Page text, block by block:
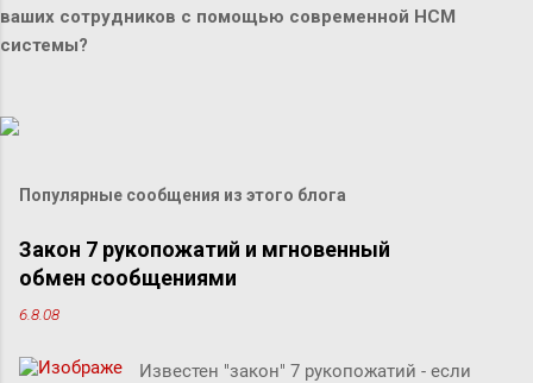
ваших сотрудников с помощью современной HCM
системы?
Популярные сообщения из этого блога
Закон 7 рукопожатий и мгновенный
обмен сообщениями
6.8.08
Известен "закон" 7 рукопожатий - если